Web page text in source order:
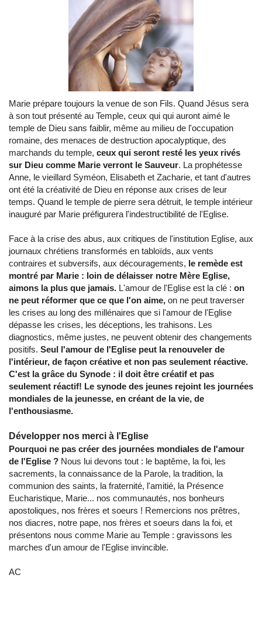
Marie prépare toujours la venue de son Fils. Quand Jésus sera
à son tout présenté au Temple, ceux qui qui auront aimé le
temple de Dieu sans faiblir, même au milieu de l'occupation
romaine, des menaces de destruction apocalyptique, des
marchands du temple, ceux qui seront resté les yeux rivés
sur Dieu comme Marie verront le Sauveur. La prophétesse
Anne, le vieillard Syméon, Elisabeth et Zacharie, et tant d'autres
ont été la créativité de Dieu en réponse aux crises de leur
temps. Quand le temple de pierre sera détruit, le temple intérieur
inauguré par Marie préfigurera l'indestructibilité de l'Eglise.
Face à la crise des abus, aux critiques de l'institution Eglise, aux
journaux chrétiens transformés en tabloïds, aux vents
contraires et subversifs, aux découragements, le remède est
montré par Marie : loin de délaisser notre Mère Eglise,
aimons la plus que jamais. L'amour de l'Eglise est la clé : on
ne peut réformer que ce que l'on aime, on ne peut traverser
les crises au long des millénaires que si l'amour de l'Eglise
dépasse les crises, les déceptions, les trahisons. Les
diagnostics, même justes, ne peuvent obtenir des changements
positifs. Seul l'amour de l'Eglise peut la renouveler de
l'intérieur, de façon créative et non pas seulement réactive.
C'est la grâce du Synode : il doit être créatif et pas
seulement réactif! Le synode des jeunes rejoint les journées
mondiales de la jeunesse, en créant de la vie, de
l'enthousiasme.
Développer nos merci à l'Eglise
Pourquoi ne pas créer des journées mondiales de l'amour
de l'Eglise ? Nous lui devons tout : le baptême, la foi, les
sacrements, la connaissance de la Parole, la tradition, la
communion des saints, la fraternité, l'amitié, la Présence
Eucharistique, Marie... nos communautés, nos bonheurs
apostoliques, nos frères et soeurs ! Remercions nos prêtres,
nos diacres, notre pape, nos frères et soeurs dans la foi, et
présentons nous comme Marie au Temple : gravissons les
marches d'un amour de l'Eglise invincible.
AC